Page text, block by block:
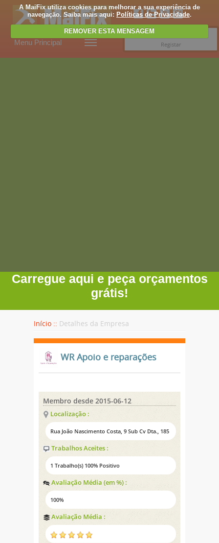
A MaiFix utiliza cookies para melhorar a sua experiência de
navegação. Saiba mais aqui: Políticas de Privacidade.
REMOVER ESTA MENSAGEM
Menu Principal
Registar
Carregue aqui e peça orçamentos
grátis!
Início :: Detalhes da Empresa
WR Apoio e reparações
Membro desde 2015-06-12
Localização :
Rua João Nascimento Costa, 9 Sub Cv Dta., 185
Trabalhos Aceites :
1 Trabalho(s) 100% Positivo
Avaliação Média (em %) :
100%
Avaliação Média :